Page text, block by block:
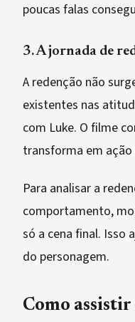
poucas falas
3. A jornada de
A redenção não
existentes nas
com Luke. O filme
transforma em ação
Para analisar a
comportamento,
só a cena final. Isso
do personagem.
Como